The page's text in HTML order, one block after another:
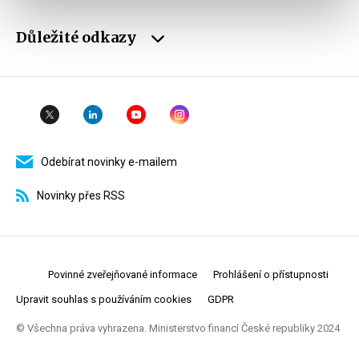
Důležité odkazy
Odebírat novinky e-mailem
Novinky přes RSS
Povinné zveřejňované informace Prohlášení o přístupnosti
Upravit souhlas s používáním cookies GDPR
© Všechna práva vyhrazena. Ministerstvo financí České republiky 2024